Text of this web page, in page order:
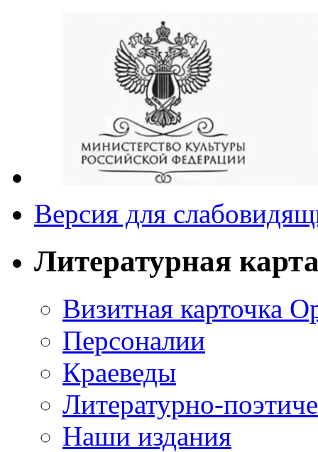
Версия для
Литературная
Визитная карточка
Персоналии
Краеведы
Литературно-
Наши издания